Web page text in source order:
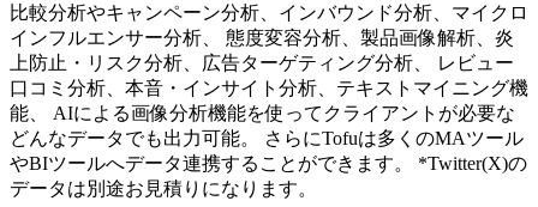
比較分析やキャンペーン分析、インバウンド分析、マイクロ
インフルエンサー分析、 態度変容分析、製品画像解析、炎
上防止・リスク分析、広告ターゲティング分析、 レビュー
口コミ分析、本音・インサイト分析、テキストマイニング機
能、 AIによる画像分析機能を使ってクライアントが必要な
どんなデータでも出力可能。 さらにTofuは多くのMAツール
やBIツールへデータ連携することができます。 *Twitter(X)の
データは別途お見積りになります。